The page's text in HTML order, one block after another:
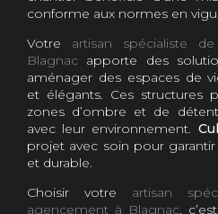
conforme aux normes en
Votre artisan spécialiste
Blagnac apporte des
aménager des espaces de
et élégants. Ces structures
zones d’ombre et de
avec leur environnement.
projet avec soin pour
et durable.
Choisir votre artisan
agencement à Blagnac,